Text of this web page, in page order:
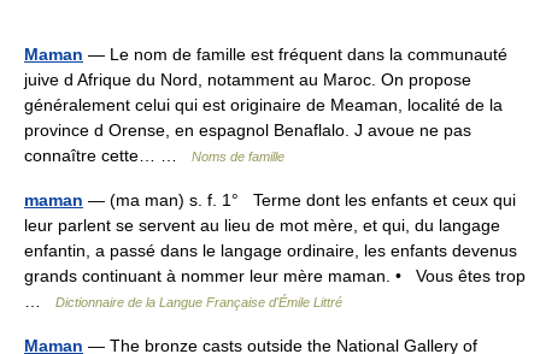
Maman — Le nom de famille est fréquent dans la communauté
juive d Afrique du Nord, notamment au Maroc. On propose
généralement celui qui est originaire de Meaman, localité de la
province d Orense, en espagnol Benaflalo. J avoue ne pas
connaître cette… …
Noms de famille
maman — (ma man) s. f. 1° Terme dont les enfants et ceux qui
leur parlent se servent au lieu de mot mère, et qui, du langage
enfantin, a passé dans le langage ordinaire, les enfants devenus
grands continuant à nommer leur mère maman. • Vous êtes trop
Dictionnaire de la Langue Française d'Émile Littré
Maman — The bronze casts outside the National Gallery of